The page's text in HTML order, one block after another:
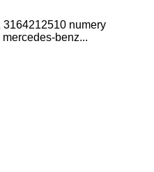
3164212510 numery
benz...